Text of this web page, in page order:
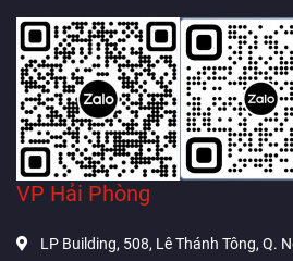
VP Hải Phòng
LP Building, 508, Lê Thánh Tông, Q.